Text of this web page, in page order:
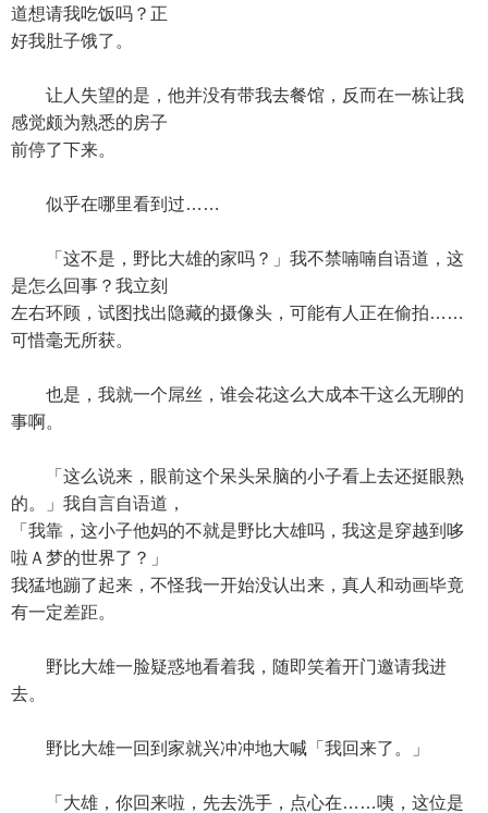
道想请我吃饭吗？正
好我肚子饿了。
让人失望的是，他并没有带我去餐馆，反而在一栋让我
感觉颇为熟悉的房子
前停了下来。
似乎在哪里看到过……
「这不是，野比大雄的家吗？」我不禁喃喃自语道，这
是怎么回事？我立刻
左右环顾，试图找出隐藏的摄像头，可能有人正在偷拍……
可惜毫无所获。
也是，我就一个屌丝，谁会花这么大成本干这么无聊的
事啊。
「这么说来，眼前这个呆头呆脑的小子看上去还挺眼熟
的。」我自言自语道，
「我靠，这小子他妈的不就是野比大雄吗，我这是穿越到哆
啦Ａ梦的世界了？」
我猛地蹦了起来，不怪我一开始没认出来，真人和动画毕竟
有一定差距。
野比大雄一脸疑惑地看着我，随即笑着开门邀请我进
去。
野比大雄一回到家就兴冲冲地大喊「我回来了。」
「大雄，你回来啦，先去洗手，点心在……咦，这位是